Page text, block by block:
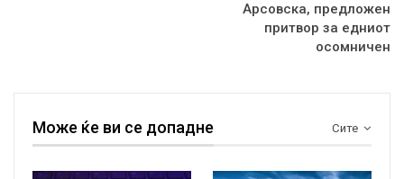
Арсовска, предложен
притвор за едниот
осомничен
Сите
Може ќе ви се допадне